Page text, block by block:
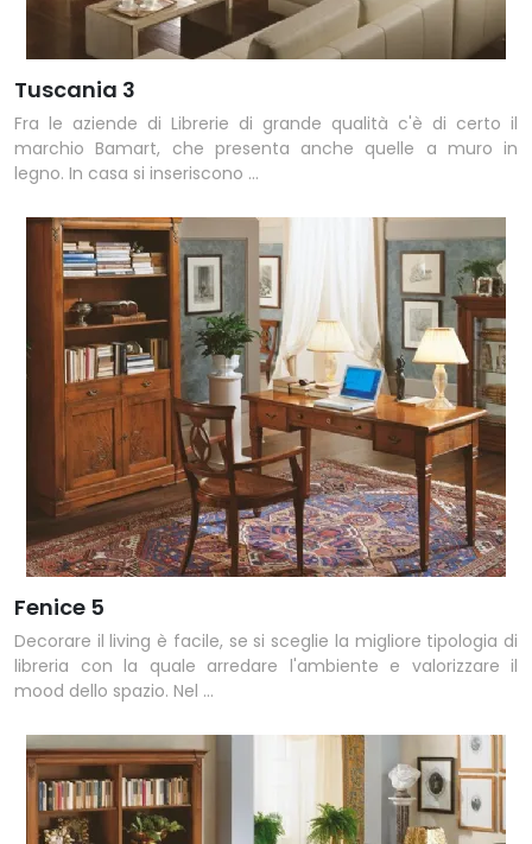
Tuscania 3
Fra le aziende di Librerie di grande qualità c'è di certo il
marchio Bamart, che presenta anche quelle a muro in
legno. In casa si inseriscono ...
Fenice 5
Decorare il living è facile, se si sceglie la migliore tipologia di
libreria con la quale arredare l'ambiente e valorizzare il
mood dello spazio. Nel ...